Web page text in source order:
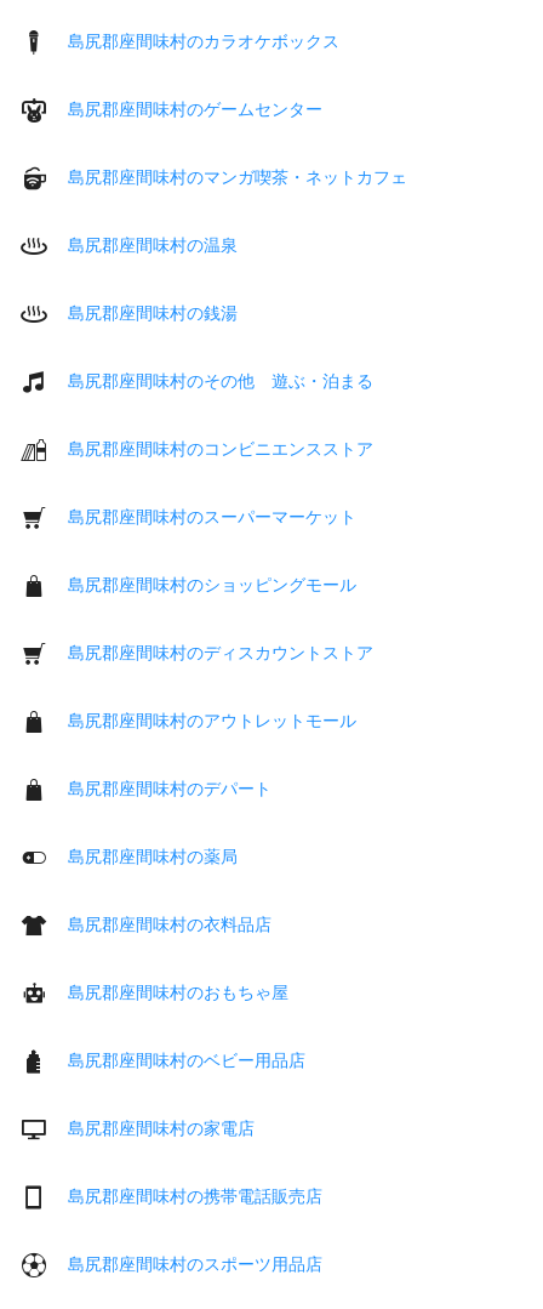
島尻郡座間味村のカラオケボックス
島尻郡座間味村のゲームセンター
島尻郡座間味村のマンガ喫茶・ネットカフェ
島尻郡座間味村の温泉
島尻郡座間味村の銭湯
島尻郡座間味村のその他 遊ぶ・泊まる
島尻郡座間味村のコンビニエンスストア
島尻郡座間味村のスーパーマーケット
島尻郡座間味村のショッピングモール
島尻郡座間味村のディスカウントストア
島尻郡座間味村のアウトレットモール
島尻郡座間味村のデパート
島尻郡座間味村の薬局
島尻郡座間味村の衣料品店
島尻郡座間味村のおもちゃ屋
島尻郡座間味村のベビー用品店
島尻郡座間味村の家電店
島尻郡座間味村の携帯電話販売店
島尻郡座間味村のスポーツ用品店